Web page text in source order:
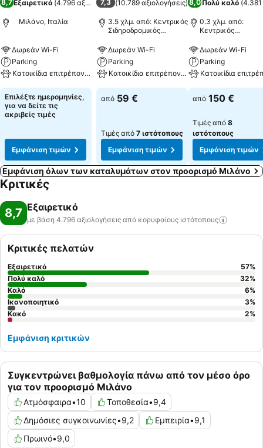
8,7Εξαιρετικό (4.796 αξιολογήσεις)
Μιλάνο, Ιταλία
Δωρεάν Wi-Fi
Parking
Κατοικίδια επιτρέπονται
Επιλέξτε ημερομηνίες,
για να δείτε τις
ακριβείς τιμές
Εμφάνιση τιμών
7,3 (10.789 αξιολογήσεις)
3.5 χλμ. από: Κεντρικός
Σιδηροδρομικός
Δωρεάν Wi-Fi
Parking
Κατοικίδια επιτρέπονται
από 59 €
Τιμές από 7 ιστότοπους
Εμφάνιση τιμών
8,0 Πολύ καλό (4.381
0.3 χλμ. από:
Κεντρικός
Σταθμός του
Δωρεάν Wi-Fi
Parking
Κατοικίδια
από 150 €
Τιμές από 8
ιστότοπους
Εμφάνιση τιμών
Εμφάνιση όλων των καταλυμάτων στον προορισμό Μιλάνο
Κριτικές
8,7 Εξαιρετικό
με βάση 4.796 αξιολογήσεις από κορυφαίους ιστότοπους
Συγκεντρώνει βαθμολογία πάνω από τον μέσο όρο
για τον προορισμό Μιλάνο
Ατμόσφαιρα•10 Τοποθεσία•9,4
Δημόσιες συγκοινωνίες•9,2 Εμπειρία•9,1
Πρωινό•9,0
Κριτικές πελατών
Εξαιρετικό 57%
Πολύ καλό
32%
Καλό
6%
Ικανοποιητικό
3%
Κακό
2%
Εμφάνιση κριτικών